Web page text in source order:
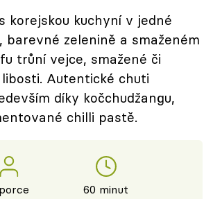
korejskou kuchyní v jedné
barevné zelenině a smaženém
trůní vejce, smažené či
Autentické chuti
díky kočchudžangu,
chilli pastě.
60 minut